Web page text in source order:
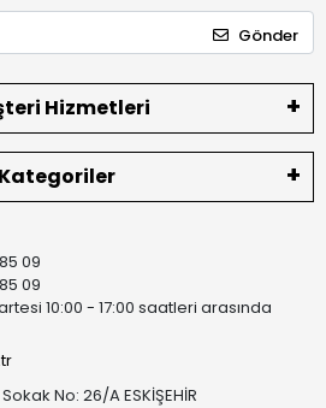
Gönder
Hizmetleri
Kategoriler
09
09
10:00 - 17:00 saatleri arasında
No: 26/A ESKİŞEHİR